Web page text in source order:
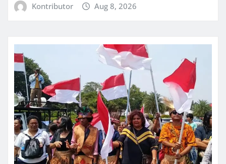
Kontributor Aug 8, 2026